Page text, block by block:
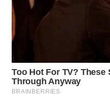
LISTRIK
WAHANA
TV